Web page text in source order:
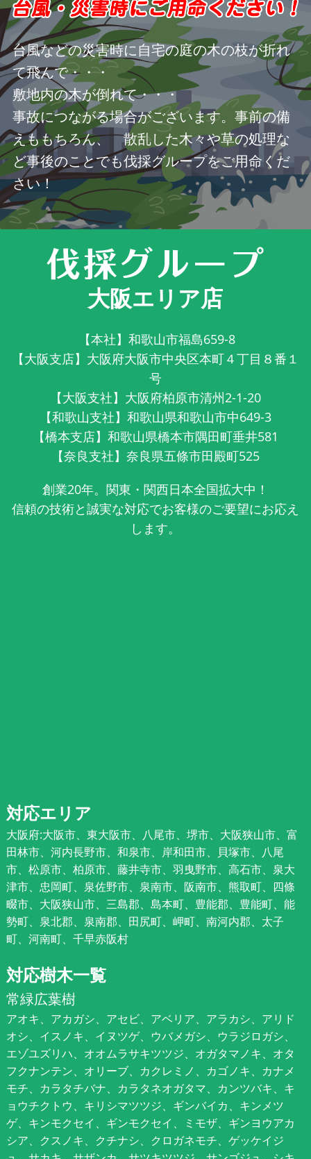
台風などの災害時に自宅の庭の木の枝が折れ
て飛んで・・・
敷地内の木が倒れて・・・
事故につながる場合がございます。事前の備
えももちろん、 散乱した木々や草の処理な
ど事後のことでも伐採グループをご用命くだ
さい！
大阪エリア店
【本社】和歌山市福島659-8
【大阪支店】大阪府大阪市中央区本町４丁目８番１
号
【大阪支社】大阪府柏原市清州2-1-20
【和歌山支社】和歌山県和歌山市中649-3
【橋本支店】和歌山県橋本市隅田町垂井581
【奈良支社】奈良県五條市田殿町525
創業20年。関東・関西日本全国拡大中！
信頼の技術と誠実な対応でお客様のご要望にお応え
します。
対応エリア
大阪府:大阪市、東大阪市、八尾市、堺市、大阪狭山市、富
田林市、河内長野市、和泉市、岸和田市、貝塚市、八尾
市、松原市、柏原市、藤井寺市、羽曳野市、高石市、泉大
津市、忠岡町、泉佐野市、泉南市、阪南市、熊取町、四條
畷市、大阪狭山市、三島郡、島本町、豊能郡、豊能町、能
勢町、泉北郡、泉南郡、田尻町、岬町、南河内郡、太子
町、河南町、千早赤阪村
対応樹木一覧
常緑広葉樹
アオキ、アカガシ、アセビ、アベリア、アラカシ、アリド
オシ、イスノキ、イヌツゲ、ウバメガシ、ウラジロガシ、
エゾユズリハ、オオムラサキツツジ、オガタマノキ、オタ
フクナンテン、オリーブ、カクレミノ、カゴノキ、カナメ
モチ、カラタチバナ、カラタネオガタマ、カンツバキ、キ
ョウチクトウ、キリシマツツジ、ギンバイカ、キンメツ
ゲ、キンモクセイ、ギンモクセイ、ミモザ、ギンヨウアカ
シア、クスノキ、クチナシ、クロガネモチ、ゲッケイジ